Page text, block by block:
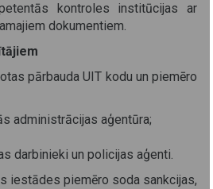
kontroles institūcijas ar
dokumentiem.
pārbauda UIT kodu un piemēro
administrācijas aģentūra;
darbinieki un policijas aģenti.
iestādes piemēro soda sankcijas,